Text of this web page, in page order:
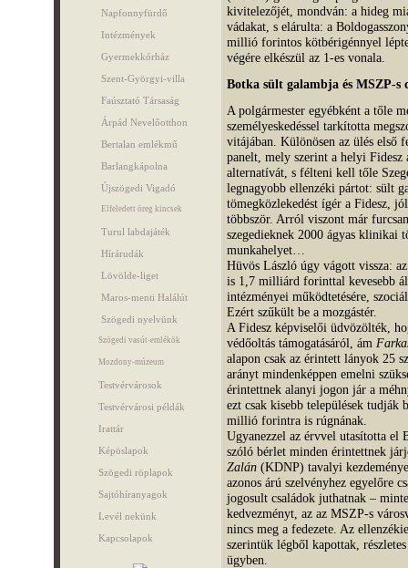
Napfonnyfürdő
Intézmények
Gyermekkórház
Szent-Györgyi-villa
Faúsztató Társaság
Árpád Nevelőotthon
Bertalan emlékmű
Barlangkápolna
Újszögedi Vigadó
Elfeledett öreg kincsek
Turul labdajáték
Hírárudák
Lövölde-liget
Maros-menti Halálút
Szögedi nyelvünk
Szögedi vasút-emlékök
Mozdony-múzeum
Testvérvárosok
Testvérvárosi példák
Irattár
Képöslapok
Szögedi röplapok
Sajtóhíranyagok
Levél nekünk
Kapcsolapok
kivitelezőjét, mondván: a hideg
vádakat, s elárulta: a
millió forintos kötbérigénnyel
végére elkészül az 1-es vonala.
Botka sült galambja és MSZP-s
A polgármester egyébként a tőle
személyeskedéssel tarkította
vitájában. Különösen az ülés első
panelt, mely szerint a helyi Fidesz
alternatívát, s félteni kell tőle
legnagyobb ellenzéki pártot: sült
tömegközlekedést ígér a Fidesz,
többször. Arról viszont már
szegedieknek 2000 ágyas klinikai
munkahelyet…
Hüvös László úgy vágott vissza:
is 1,7 milliárd forinttal kevesebb
intézményei működtetésére,
Ezért szűkült be a mozgástér.
A Fidesz képviselői üdvözölték,
védőoltás támogatásáról, ám
alapon csak az érintett lányok 25
arányt mindenképpen emelni
érintettnek alanyi jogon jár a
ezt csak kisebb települések tudják
millió forintra is rúgnának.
Ugyanezzel az érvvel utasította el
szóló bérlet minden érintettnek
Zalán (KDNP) tavalyi
azonos árú szelvényhez egyelőre
jogosult családok juthatnak –
kedvezményt, az az MSZP-s
nincs meg a fedezete. Az
szerintük légből kapottak,
ügyben.